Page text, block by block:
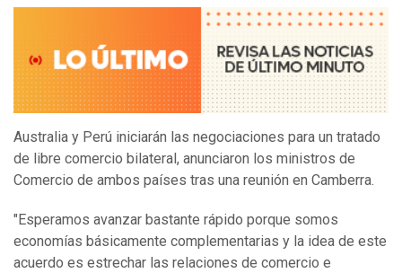
Australia y Perú iniciarán las negociaciones para un tratado
de libre comercio bilateral, anunciaron los ministros de
Comercio de ambos países tras una reunión en Camberra.
"Esperamos avanzar bastante rápido porque somos
economías básicamente complementarias y la idea de este
acuerdo es estrechar las relaciones de comercio e